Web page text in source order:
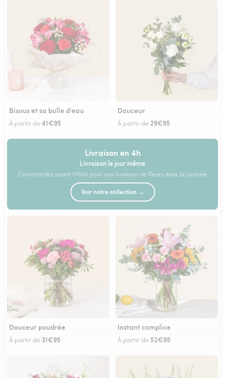
Bisous et sa bulle d'eau
À partir de41€95
Douceur
À partir de 29€95
Livraison en 4h
Livraison le jour même
Commandez avant 17h00 pour une livraison de fleurs dans la journée
Voir notre collection →
Douceur poudrée
À partir de 31€95
Instant complice
À partir de 52€95